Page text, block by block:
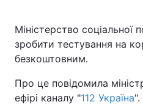
Міністерство соціальної
зробити тестування на
безкоштовним.
Про це повідомила
ефірі каналу "112 Україна".